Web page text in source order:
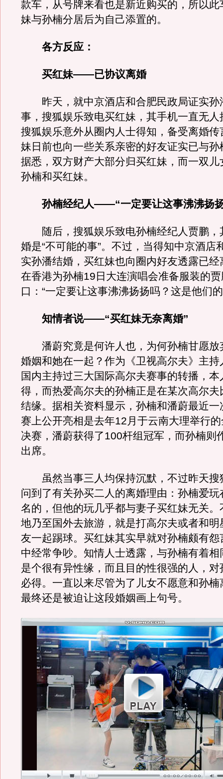
款车，从号牌来看也是新近购买的，所以此
妹与孙楠分居后为自己添置的。
各方反应：
买红妹——已协议离婚
昨天，就中京酒店和合肥民政局证实孙
事，搜狐娱乐致电买红妹，其手机一直无人
搜狐娱乐意外从圈内人士得知，备受离婚传
妹日前也向一些关系亲密的好友证实已与孙
据悉，双方财产大部分归买红妹，而一双儿
孙楠和买红妹。
孙楠经纪人——“一定要让这事沸沸扬
随后，搜狐娱乐致电孙楠经纪人贾鹏，
婚是“不可能的事”。不过，当得知中京酒店
实孙潘结婚，买红妹也向圈内好友透露已经
在香港为孙楠19日大连演唱会准备服装的
口：“一定要让这事沸沸扬扬吗？这是他们
知情者说——“买红妹无奈离婚”
潘蔚究竟是何许人也，为何孙楠甘愿放
婚姻和她在一起？作为《卫视高尔夫》主持
国内主持过三大国际高尔夫赛事的转播，本
得，而热爱高尔夫的孙楠正是在某次高尔夫
结缘。据相关资料显示，孙楠和潘蔚最近一
赛上公开亮相是去年12月于云南大理举行
决赛，潘蔚获得了100杆组冠军，而孙楠则
出席。
虽然当事三人均保持沉默，不过昨天搜
问到了有关孙买二人的离婚理由：孙楠爱玩
名的，但他的玩几乎都与妻子买红妹无关。
地乃至国外去旅游，就是打高尔夫或者和明
友一起踢球。买红妹其实早就对孙楠颇有怨
中经常争吵。知情人士透露，与孙楠有着相
是个很有异性缘，而且目的性很强的人，对
必得。一直以来尽管为了儿女不愿意和孙楠
最终还是被迫让这段婚姻画上句号。